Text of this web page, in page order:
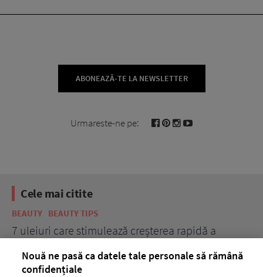
ABONEAZĂ-TE LA NEWSLETTER
Urmareste-ne pe:
Cele mai citite
BEAUTY BEAUTY TIPS
7 uleiuri care stimulează creșterea rapidă a
Nouă ne pasă ca datele tale personale să rămână
confidențiale